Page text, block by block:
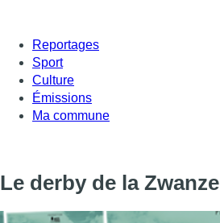
Reportages
Sport
Culture
Émissions
Ma commune
Le derby de la Zwanze